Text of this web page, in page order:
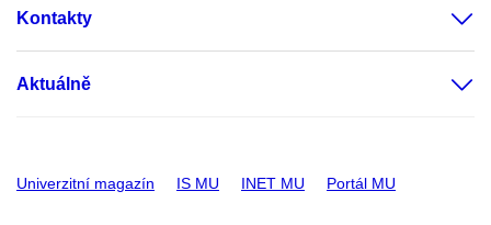
Kontakty
Aktuálně
Univerzitní magazín IS MU INET MU Portál MU